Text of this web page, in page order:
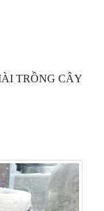
TRỒNG CÂY